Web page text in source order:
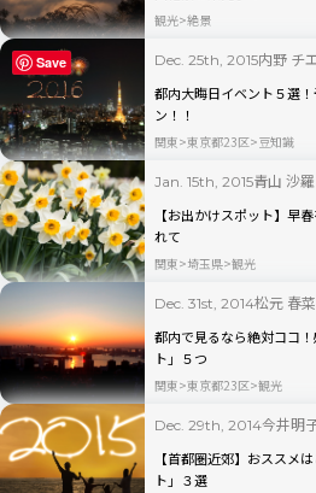
観光 絶景
Dec. 25th, 2015内野 チ
都内大晦日イベント５選
ン！！
関東 東京都23区 豆知識
Jan. 15th, 2015青山 沙羅
【お出かけスポット】早
れて
関東 埼玉県 観光
Dec. 31st, 2014松元 春菜
都内で見るなら絶対ココ
ト」５つ
関東 東京都23区 観光
Dec. 29th, 2014今井明
【首都圏近郊】おススメ
ト」３選
Save